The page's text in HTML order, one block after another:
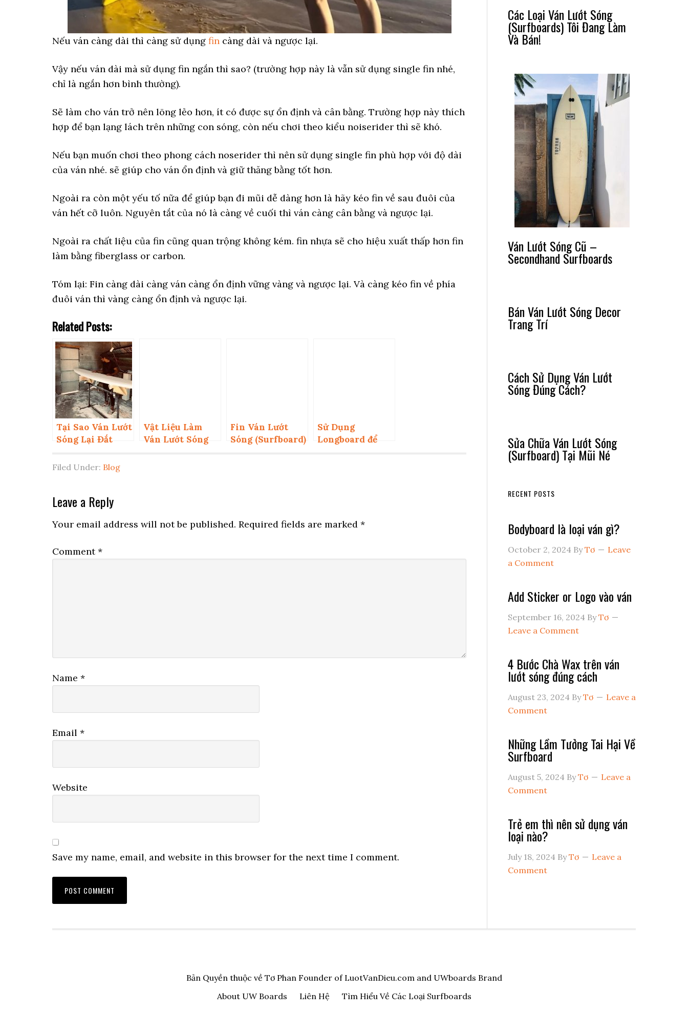
Nếu ván càng dài thì càng sử dụng fin càng dài và ngược lại.
Vậy nếu ván dài mà sử dụng fin ngắn thì sao? (trường hợp này là vẫn sử dụng single fin nhé,
chỉ là ngắn hơn bình thường).
Sẽ làm cho ván trở nên lõng lẻo hơn, ít có được sự ổn định và cân bằng. Trường hợp này thích
hợp để bạn lạng lách trên những con sóng, còn nếu chơi theo kiểu noiserider thì sẽ khó.
Nếu bạn muốn chơi theo phong cách noserider thì nên sử dụng single fin phù hợp với độ dài
của ván nhé. sẽ giúp cho ván ổn định và giữ thăng bằng tốt hơn.
Ngoài ra còn một yếu tố nữa để giúp bạn đi mũi dễ dàng hơn là hãy kéo fin về sau đuôi của
ván hết cỡ luôn. Nguyên tắt của nó là càng về cuối thì ván càng cân bằng và ngược lại.
Ngoài ra chất liệu của fin cũng quan trộng không kém. fin nhựa sẽ cho hiệu xuất thấp hơn fin
làm bằng fiberglass or carbon.
Tóm lại: Fin càng dài càng ván càng ổn định vững vàng và ngược lại. Và càng kéo fin về phía
đuôi ván thì vàng càng ổn định và ngược lại.
Related Posts:
Tại Sao Ván Lướt
Sóng Lại Đắt
Vật Liệu Làm
Ván Lướt Sóng
Fin Ván Lướt
Sóng (Surfboard)
Là gì?
Sử Dụng
Longboard để
chơi sóng lớn
Filed Under: Blog
Reader
Interactions
Leave a Reply
Your email address will not be published. Required fields are marked *
Comment*
Name *
Email *
Website
Save my name, email, and website in this browser for the next time I comment.
Các Loại Ván Lướt Sóng
(Surfboards) Tôi Đang Làm
Và Bán!
Ván Lướt Sóng Cũ –
Secondhand Surfboards
Bán Ván Lướt Sóng Decor
Trang Trí
Cách Sử Dụng Ván Lướt
Sóng Đúng Cách?
Sửa Chữa Ván Lướt Sóng
(Surfboard) Tại Mũi Né
RECENT POSTS
Bodyboard là loại ván gì?
October 2, 2024 ByTơ
Leave
a Comment
Add Sticker or Logo vào ván
September 16, 2024 ByTơ
Leave a Comment
4 Bước Chà Wax trên ván
lướt sóng đúng cách
August 23, 2024 ByTơ
Leave a
Comment
Những Lầm Tưởng Tai Hại Về
Surfboard
August 5, 2024 ByTơ
Leave a
Comment
Trẻ em thì nên sử dụng ván
loại nào?
July 18, 2024 ByTơ
Leave a
Comment
Bản Quyền thuộc về Tơ Phan Founder of LuotVanDieu.com and UWboards Brand
About UW Boards
Liên Hệ Tìm Hiểu Về Các Loại Surfboards